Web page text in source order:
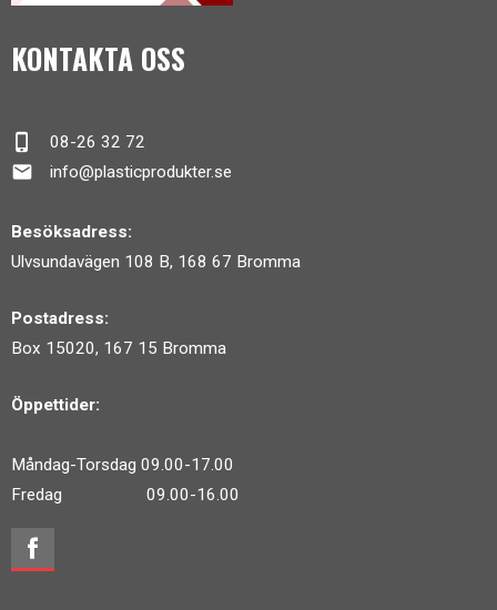
KONTAKTA OSS
phone_iphone 08-26 32 72
mail info@plasticprodukter.se
Besöksadress:
Ulvsundavägen 108 B, 168 67 Bromma
Postadress:
Box 15020, 167 15 Bromma
Öppettider:
Måndag-Torsdag 09.00-17.00
Fredag 09.00-16.00